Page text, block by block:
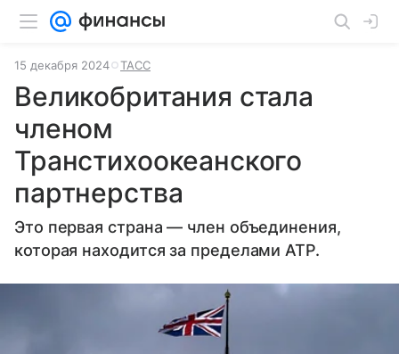
15 декабря 2024 ТАСС
Великобритания стала
членом
Транстихоокеанского
партнерства
Это первая страна — член объединения,
которая находится за пределами АТР.